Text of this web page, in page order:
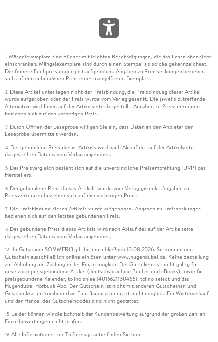
1 Mängelexemplare sind Bücher mit leichten Beschädigungen, die das Lesen aber nicht
einschränken. Mängelexemplare sind durch einen Stempel als solche gekennzeichnet.
Die frühere Buchpreisbindung ist aufgehoben. Angaben zu Preissenkungen beziehen
sich auf den gebundenen Preis eines mangelfreien Exemplars.
2 Diese Artikel unterliegen nicht der Preisbindung, die Preisbindung dieser Artikel
wurde aufgehoben oder der Preis wurde vom Verlag gesenkt. Die jeweils zutreffende
Alternative wird Ihnen auf der Artikelseite dargestellt. Angaben zu Preissenkungen
beziehen sich auf den vorherigen Preis.
3 Durch Öffnen der Leseprobe willigen Sie ein, dass Daten an den Anbieter der
Leseprobe übermittelt werden.
4 Der gebundene Preis dieses Artikels wird nach Ablauf des auf der Artikelseite
dargestellten Datums vom Verlag angehoben.
5 Der Preisvergleich bezieht sich auf die unverbindliche Preisempfehlung (UVP) des
Herstellers.
6 Der gebundene Preis dieses Artikels wurde vom Verlag gesenkt. Angaben zu
Preissenkungen beziehen sich auf den vorherigen Preis.
7 Die Preisbindung dieses Artikels wurde aufgehoben. Angaben zu Preissenkungen
beziehen sich auf den letzten gebundenen Preis.
8 Der gebundene Preis dieses Artikels wird nach Ablauf des auf der Artikelseite
dargestellten Datums vom Verlag angehoben.
12 Ihr Gutschein SOMMER13 gilt bis einschließlich 10.08.2026. Sie können den
Gutschein ausschließlich online einlösen unter www.hugendubel.de. Keine Bestellung
zur Abholung mit Zahlung in der Filiale möglich. Der Gutschein ist nicht gültig für
gesetzlich preisgebundene Artikel (deutschsprachige Bücher und eBooks) sowie für
preisgebundene Kalender, tolino shine (4016621130466), tolino select und das
Hugendubel Hörbuch Abo. Der Gutschein ist nicht mit anderen Gutscheinen und
Geschenkkarten kombinierbar. Eine Barauszahlung ist nicht möglich. Ein Weiterverkauf
und der Handel des Gutscheincodes sind nicht gestattet.
15 Leider können wir die Echtheit der Kundenbewertung aufgrund der großen Zahl an
Einzelbewertungen nicht prüfen.
16 Alle Informationen zur Tiefpreisgarantie finden Sie hier